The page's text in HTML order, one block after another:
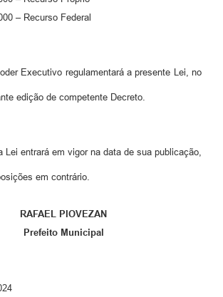
– Recurso Federal
Executivo regulamentará a presente Lei, no
edição de competente Decreto.
Lei entrará em vigor na data de sua publicação,
em contrário.
RAFAEL PIOVEZAN
Prefeito Municipal